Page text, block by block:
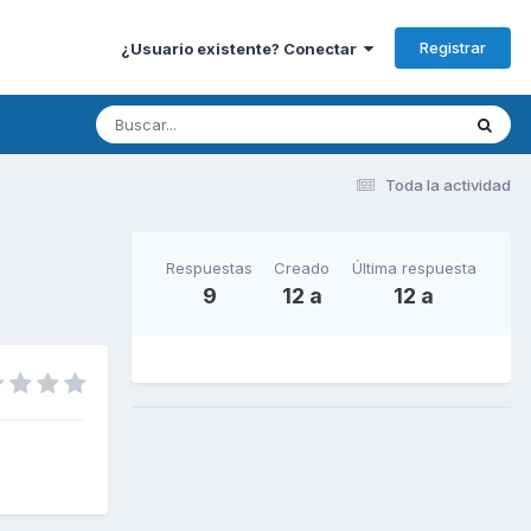
¿Usuario existente? Conectar Registrar
Toda la actividad
Respuestas
9
Creado
12 a
Última respuesta
12 a